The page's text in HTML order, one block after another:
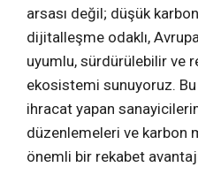
arsası değil; düşük
dijitalleşme odaklı,
uyumlu, sürdürülebilir ve
ekosistemi sunuyoruz. Bu
ihracat yapan
düzenlemeleri ve karbon
önemli bir rekabet